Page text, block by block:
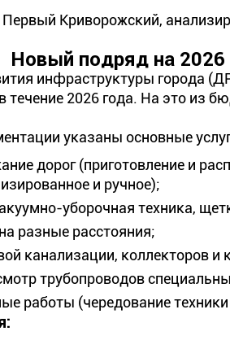
Криворожский,
Новый подряд на 2026
инфраструктуры города
течение 2026 года. На это из
указаны основные
дорог (приготовление и
и ручное);
уборочная техника,
разные расстояния;
канализации, коллекторов и
трубопроводов
работы (чередование